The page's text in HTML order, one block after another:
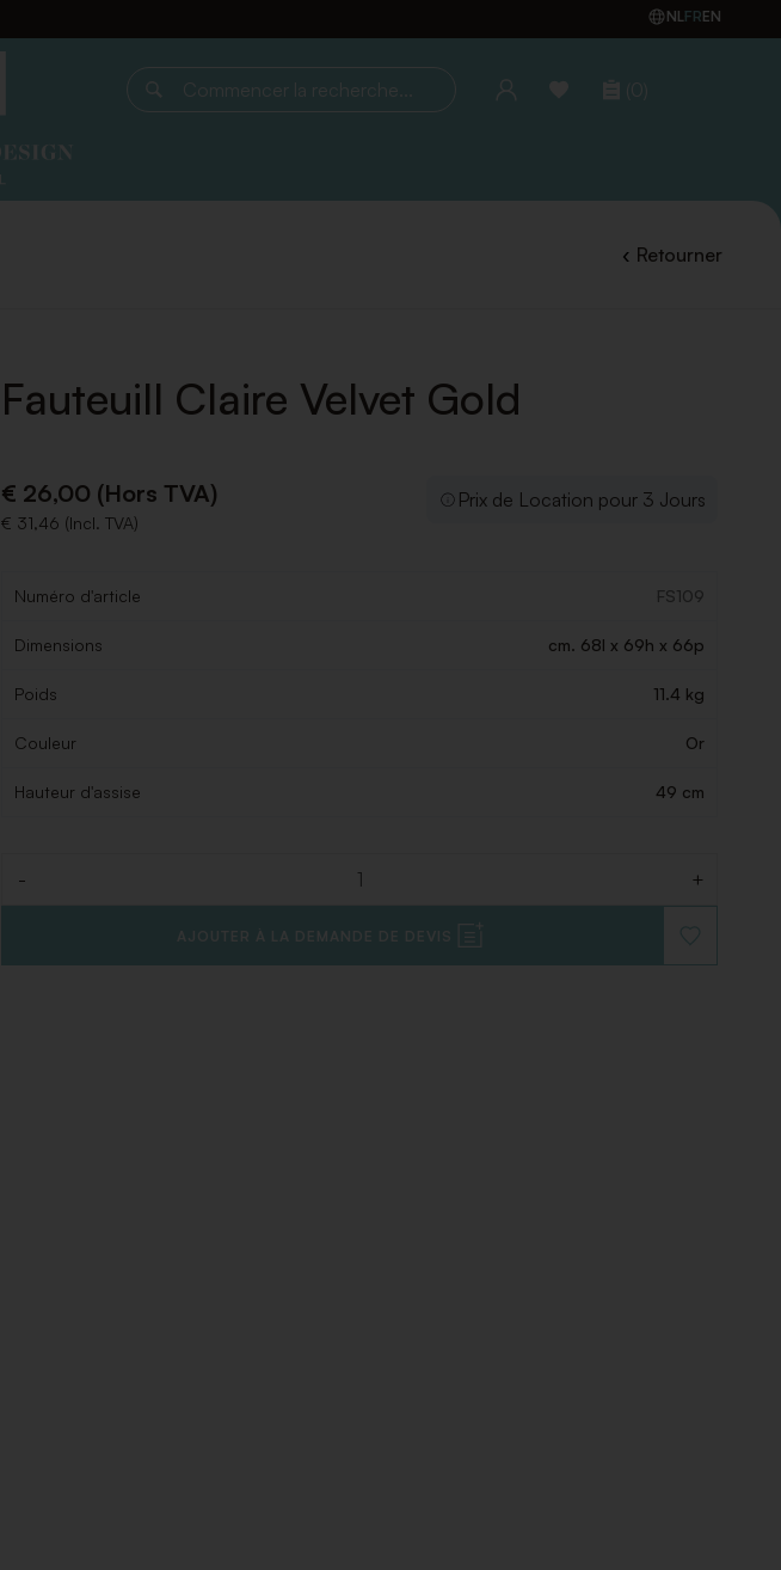
NLFREN
Commencer la recherche... (0)
Retourner
Fauteuill Claire Velvet Gold
€ 26,00 (Hors TVA)
€ 31,46 (Incl. TVA)
Prix de Location pour 3 Jours
Numéro d'article FS109
Dimensions cm. 68l x 69h x 66p
Poids 11.4 kg
Couleur Or
Hauteur d'assise 49 cm
- +
AJOUTER À LA DEMANDE DE DEVIS
À